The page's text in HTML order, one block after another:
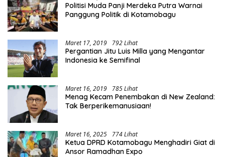
Politisi Muda Panji Merdeka Putra Warnai
Panggung Politik di Kotamobagu
Maret 17, 2019 792 Lihat
Pergantian Jitu Luis Milla yang Mengantar
Indonesia ke Semifinal
Maret 16, 2019 785 Lihat
Menag Kecam Penembakan di New Zealand:
Tak Berperikemanusiaan!
Maret 16, 2025 774 Lihat
Ketua DPRD Kotamobagu Menghadiri Giat di
Ansor Ramadhan Expo